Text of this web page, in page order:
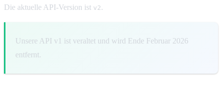
Die aktuelle API-Version ist v2.
Unsere API v1 ist veraltet und wird Ende Februar 2026
entfernt.